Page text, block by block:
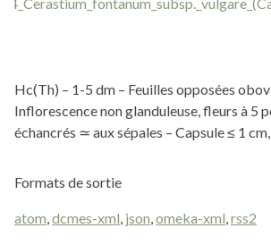
Hc(Th) – 1-5 dm – Feuilles opposées
Inflorescence non glanduleuse, fleurs à 5
échancrés ≃ aux sépales – Capsule ≤ 1
Formats de sortie
atom,dcmes-xml, json,omeka-xml,rss2